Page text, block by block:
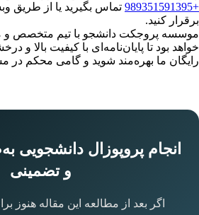
+989351591395
تماس بگیرید یا از طریق
برقرار کنید.
موسسه پروجکت دانشجو با تیم متخصص و
خواهد بود تا پایان‌نامه‌ای با کیفیت بالا و
رایگان ما بهره‌مند شوید و گامی محکم در
انجام پروپوزال
و تضمینی
اگر بعد از مطالعه این مقاله هنوز